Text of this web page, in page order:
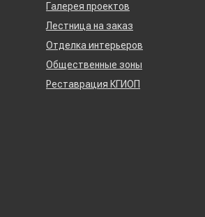
Галерея проектов
Лестница на заказ
Отделка интерьеров
Общественные зоны
Реставрация КГИОП